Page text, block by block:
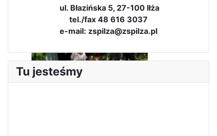
uczniów - nasz priorytet
Dni Leśmianowskie 2026
ul. Błazińska 5, 27-100 Iłża
tel./fax 48 616 3037
e-mail: zspilza@zspilza.pl
Tu jesteśmy